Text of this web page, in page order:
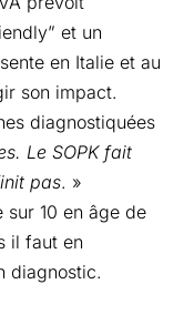
et un
en Italie et au
son impact.
diagnostiquées
Le SOPK fait
pas. »
10 en âge de
il faut en
diagnostic.